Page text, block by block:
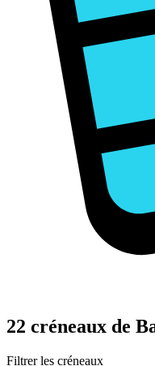
22 créneaux de
Filtrer les créneaux